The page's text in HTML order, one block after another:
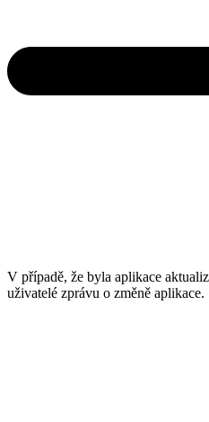
V případě, že byla aplikace
uživatelé zprávu o změně aplikace.